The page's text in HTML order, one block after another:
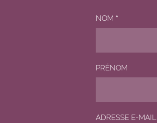
NOM *
PRÉNOM
ADRESSE E-MAIL